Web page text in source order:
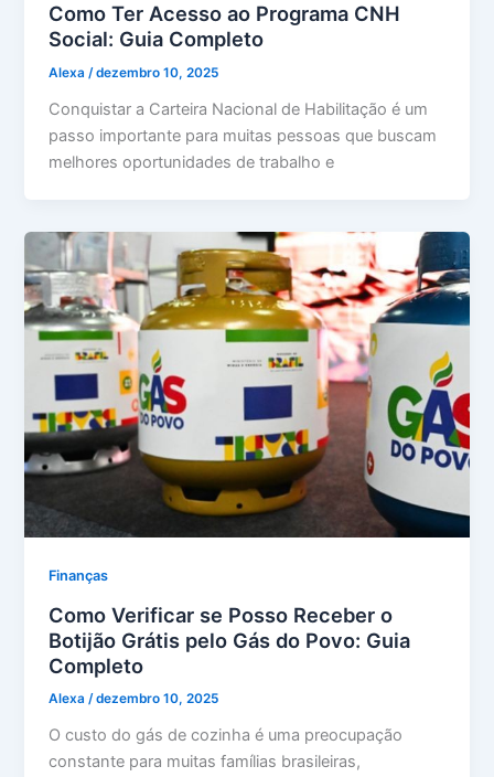
Como Ter Acesso ao Programa CNH
Social: Guia Completo
Alexa/dezembro 10, 2025
Conquistar a Carteira Nacional de Habilitação é um
passo importante para muitas pessoas que buscam
melhores oportunidades de trabalho e
Finanças
Como Verificar se Posso Receber o
Botijão Grátis pelo Gás do Povo: Guia
Completo
Alexa/dezembro 10, 2025
O custo do gás de cozinha é uma preocupação
constante para muitas famílias brasileiras,